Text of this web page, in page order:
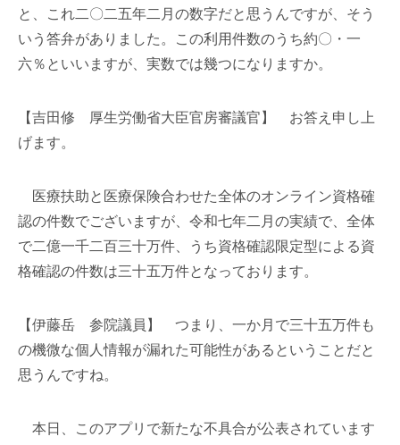
と、これ二〇二五年二月の数字だと思うんですが、そう
いう答弁がありました。この利用件数のうち約〇・一
六％といいますが、実数では幾つになりますか。
【吉田修 厚生労働省大臣官房審議官】 お答え申し上
げます。
医療扶助と医療保険合わせた全体のオンライン資格確
認の件数でございますが、令和七年二月の実績で、全体
で二億一千二百三十万件、うち資格確認限定型による資
格確認の件数は三十五万件となっております。
【伊藤岳 参院議員】 つまり、一か月で三十五万件も
の機微な個人情報が漏れた可能性があるということだと
思うんですね。
本日、このアプリで新たな不具合が公表されています